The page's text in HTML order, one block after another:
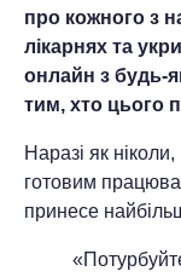
про кожного з
лікарнях та
онлайн з будь-
тим, хто цього
Наразі як
готовим
принесе